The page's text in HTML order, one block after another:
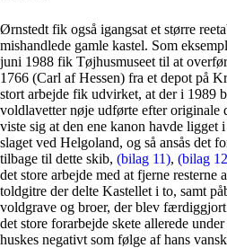
Ørnstedt fik også igangsat et større
mishandlede gamle kastel. Som
juni 1988 fik Tøjhusmuseet til at
1766 (Carl af Hessen) fra et depot på
stort arbejde fik udvirket, at der i 1989
voldlavetter nøje udførte efter originale
viste sig at den ene kanon havde ligget
slaget ved Helgoland, og så ansås det
tilbage til dette skib, (bilag 11), (bilag
det store arbejde med at fjerne resterne
toldgitre der delte Kastellet i to, samt
voldgrave og broer, der blev
det store forarbejde skete allerede
huskes negativt som følge af hans